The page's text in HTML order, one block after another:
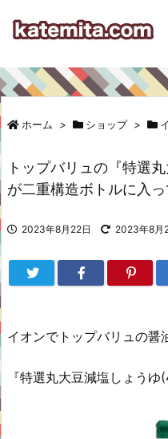
ホーム > ショップ >
トップバリュの『特選
が二重構造ボトルに入っ
2023年8月22日 2023年8月
イオンでトップバリュの醤
『特選丸大豆減塩しょうゆ